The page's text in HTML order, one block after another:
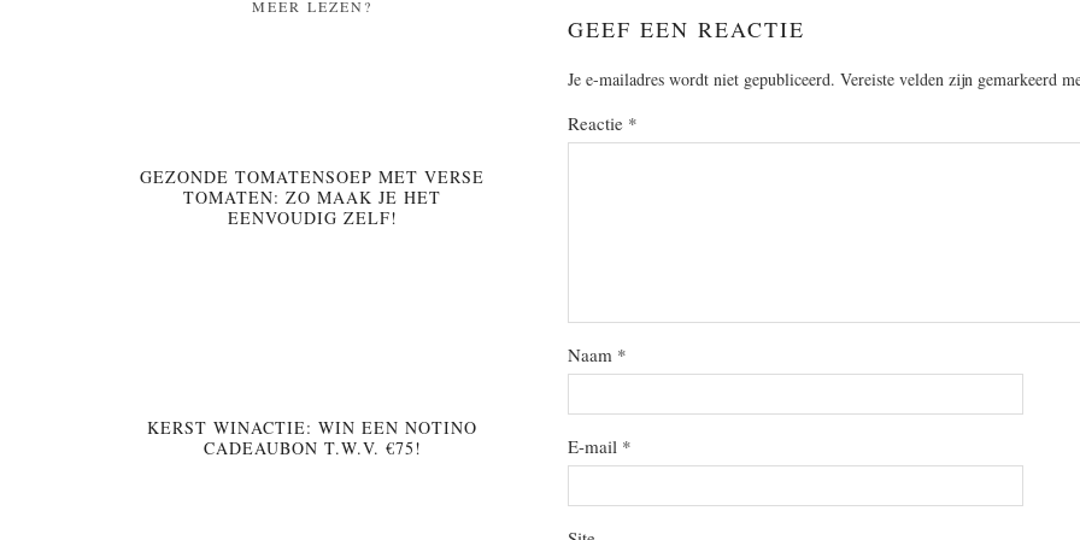
GEEF EEN REACTIE
Je e-mailadres wordt niet gepubliceerd. Vereiste velden zijn gemarkeerd
Reactie *
Naam *
E-mail *
MEER LEZEN?
GEZONDE TOMATENSOEP MET VERSE
TOMATEN: ZO MAAK JE HET
EENVOUDIG ZELF!
KERST WINACTIE: WIN EEN NOTINO
CADEAUBON T.W.V. €75!